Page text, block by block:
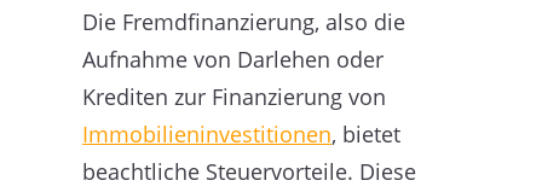
Die Fremdfinanzierung, also die
Aufnahme von Darlehen oder
Krediten zur Finanzierung von
Immobilieninvestitionen, bietet
beachtliche Steuervorteile. Diese